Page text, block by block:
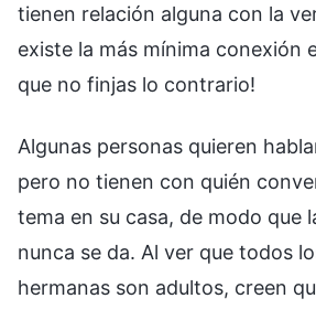
tienen relación alguna con la
existe la más mínima conexión
que no finjas lo contrario!
Algunas personas quieren
pero no tienen con quién
tema en su casa, de modo que
nunca se da. Al ver que todos
hermanas son adultos, creen